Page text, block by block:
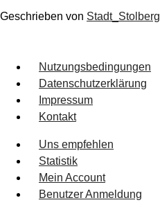
Geschrieben von Stadt_Stolberg
Nutzungsbedingungen
Datenschutzerklärung
Impressum
Kontakt
Uns empfehlen
Statistik
Mein Account
Benutzer Anmeldung